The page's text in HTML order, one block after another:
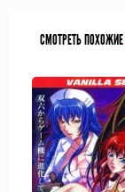
СМОТРЕТЬ ПОХОЖИЕ